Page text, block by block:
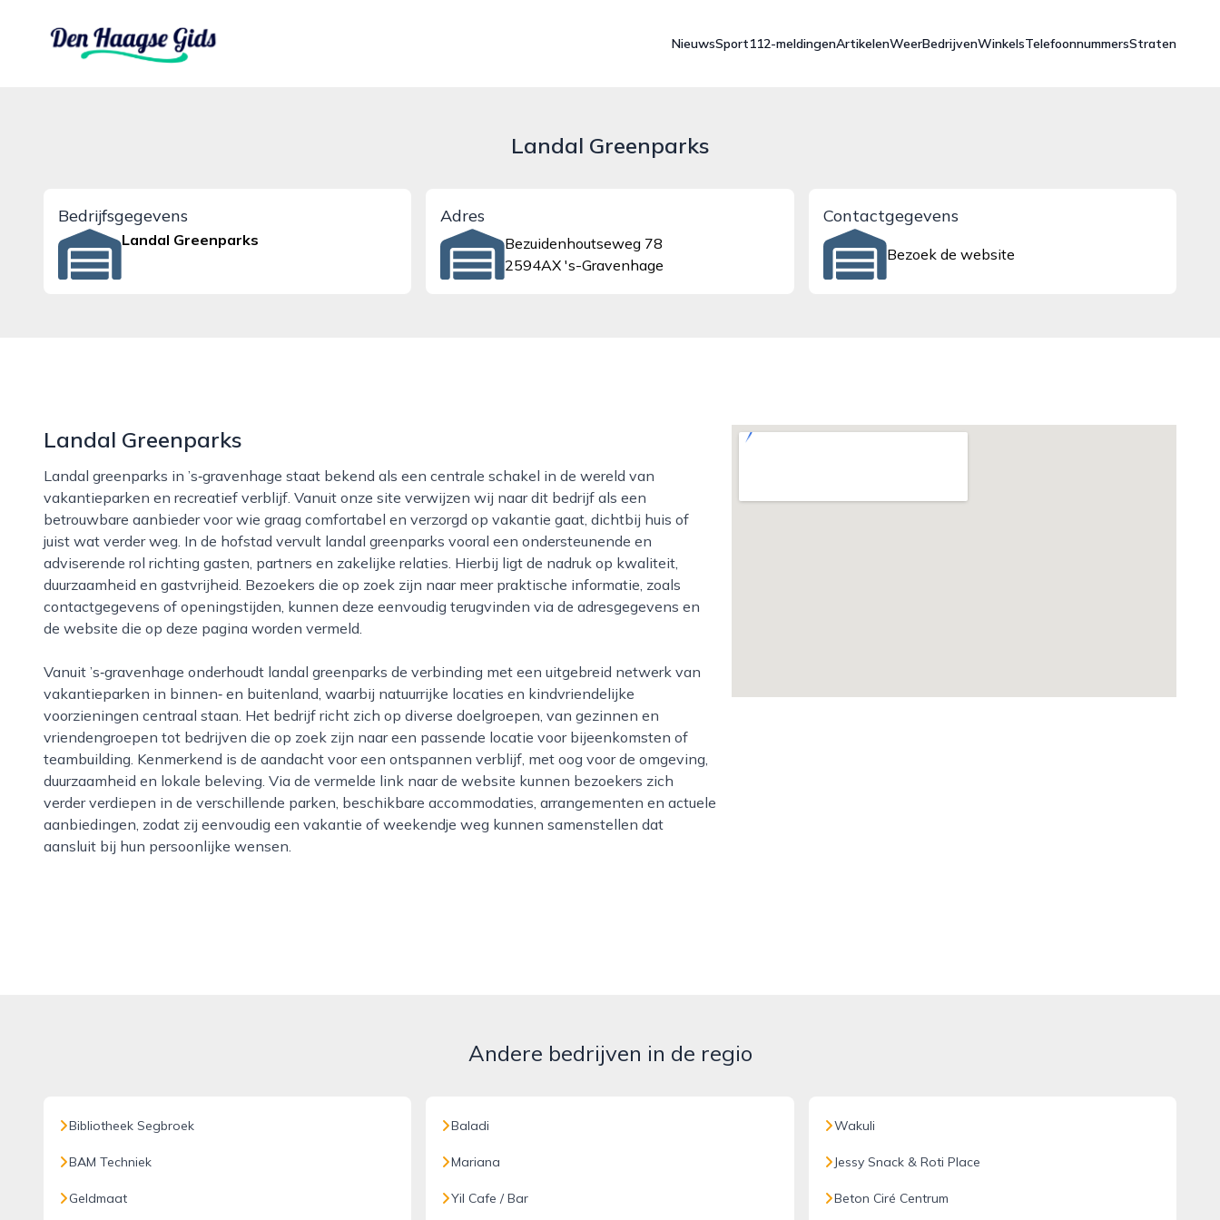
denhaagsegids.nl
NieuwsSport112-meldingenArtikelenWeerBedrijvenWinkelsTelefoonnummersStraten
Landal Greenparks
Bedrijfsgegevens
Landal Greenparks
Adres
Bezuidenhoutseweg 78
2594AX 's-Gravenhage
Contactgegevens
Bezoek de website
Landal Greenparks
Landal greenparks in ’s‑gravenhage staat bekend als een centrale schakel in de wereld van
vakantieparken en recreatief verblijf. Vanuit onze site verwijzen wij naar dit bedrijf als een
betrouwbare aanbieder voor wie graag comfortabel en verzorgd op vakantie gaat, dichtbij huis of
juist wat verder weg. In de hofstad vervult landal greenparks vooral een ondersteunende en
adviserende rol richting gasten, partners en zakelijke relaties. Hierbij ligt de nadruk op kwaliteit,
duurzaamheid en gastvrijheid. Bezoekers die op zoek zijn naar meer praktische informatie, zoals
contactgegevens of openingstijden, kunnen deze eenvoudig terugvinden via de adresgegevens en
de website die op deze pagina worden vermeld.
Vanuit ’s‑gravenhage onderhoudt landal greenparks de verbinding met een uitgebreid netwerk van
vakantieparken in binnen‑ en buitenland, waarbij natuurrijke locaties en kindvriendelijke
voorzieningen centraal staan. Het bedrijf richt zich op diverse doelgroepen, van gezinnen en
vriendengroepen tot bedrijven die op zoek zijn naar een passende locatie voor bijeenkomsten of
teambuilding. Kenmerkend is de aandacht voor een ontspannen verblijf, met oog voor de omgeving,
duurzaamheid en lokale beleving. Via de vermelde link naar de website kunnen bezoekers zich
verder verdiepen in de verschillende parken, beschikbare accommodaties, arrangementen en actuele
aanbiedingen, zodat zij eenvoudig een vakantie of weekendje weg kunnen samenstellen dat
aansluit bij hun persoonlijke wensen.
Andere bedrijven in de regio
Bibliotheek Segbroek
BAM Techniek
Geldmaat
Baladi
Mariana
Yil Cafe / Bar
Wakuli
Jessy Snack & Roti Place
Beton Ciré Centrum